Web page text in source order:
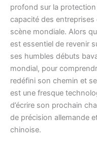
profond sur la
capacité des entreprises
scène mondiale. Alors
est essentiel de revenir
ses humbles débuts
mondial, pour
redéfini son chemin et
est une fresque
d’écrire son prochain
de précision allemande
chinoise.